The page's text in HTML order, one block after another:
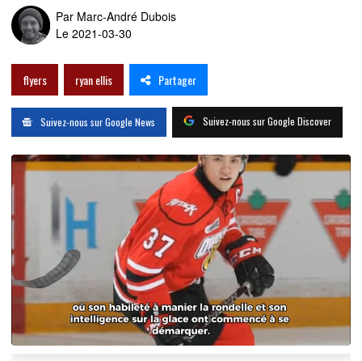
Par Marc-André Dubois
Le 2021-03-30
flyers ryan ellis Partager
Suivez-nous sur Google News Suivez-nous sur Google Discover